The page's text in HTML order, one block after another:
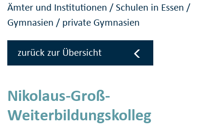
Ämter und Institutionen /Schulen in Essen /
Gymnasien / private Gymnasien
zurück zur Übersicht
Nikolaus-Groß-
Weiterbildungskolleg